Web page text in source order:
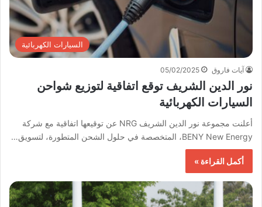
السيارات الكهربائية
آيات فاروق 05/02/2025
نور الدين الشريف توقع اتفاقية لتوزيع شواحن
السيارات الكهربائية
أعلنت مجموعة نور الدين الشريف NRG عن توقيعها اتفاقية مع شركة
BENY New Energy، المتخصصة في حلول الشحن المتطورة، لتسويق…
أكمل القراءة »